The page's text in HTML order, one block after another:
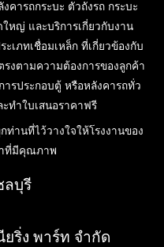
คารถกระบะ ตัวถังรถ กระบะ
หญ่ และบริการเกี่ยวกับงาน
เภทเชื่อมเหล็ก ที่เกี่ยวข้องกับ
รงตามความต้องการของลูกค้า
ารประกอบตู้ หรือหลังคารถทั่ว
ทำใบเสนอราคาฟรี
านที่ไว้วางใจให้โรงงานของ
าที่มีคุณภาพ
ลบุรี
ริ่ง พาร์ท จำกัด